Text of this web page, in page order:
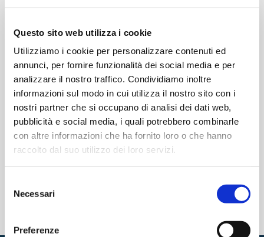
Questo sito web utilizza i cookie
Utilizziamo i cookie per personalizzare contenuti ed
annunci, per fornire funzionalità dei social media e per
analizzare il nostro traffico. Condividiamo inoltre
informazioni sul modo in cui utilizza il nostro sito con i
nostri partner che si occupano di analisi dei dati web,
pubblicità e social media, i quali potrebbero combinarle
con altre informazioni che ha fornito loro o che hanno
raccolto dal suo utilizzo dei loro servizi.
delNecessari
Preferenze
10 Settembre 2025
Iscriviti alla newsletter